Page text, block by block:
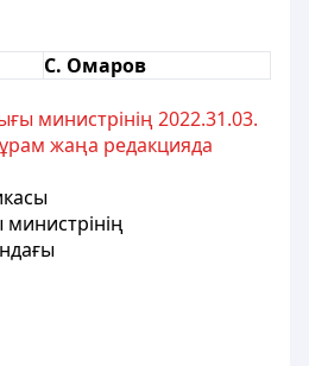
С. Омаров
министрінің 2022.31.03.
жаңа редакцияда